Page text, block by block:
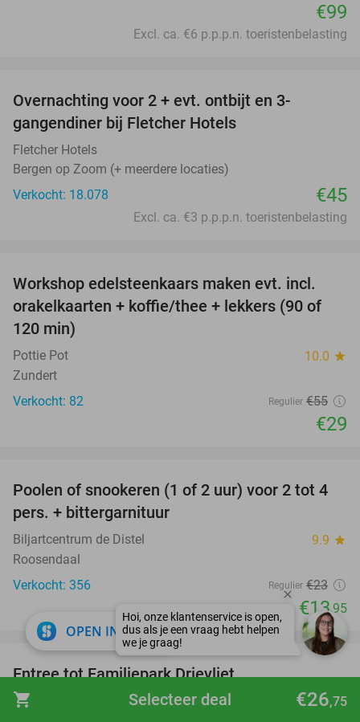
shopping_cart €26,75
Selecteer deal
€99
Excl. ca. €6 p.p.p.n. toeristenbelasting
Overnachting voor 2 + evt. ontbijt en 3-
gangendiner bij Fletcher Hotels
Fletcher Hotels
Bergen op Zoom (+ meerdere locaties)
Verkocht: 18.078
€45
Excl. ca. €3 p.p.p.n. toeristenbelasting
47%
Workshop edelsteenkaars maken evt. incl.
orakelkaarten + koffie/thee + lekkers (90 of
120 min)
Pottie Pot 10.0 star
Zundert
Verkocht: 82
Regulier €55
€29
39%
Poolen of snookeren (1 of 2 uur) voor 2 tot 4
pers. + bittergarnituur
Biljartcentrum de Distel 9.9 star
Roosendaal
Verkocht: 356
Regulier €23
€13,95
21%
favorite_border
Entree tot Familiepark Drievliet
Familiepark Drievliet 9.2star
OPEN IN APP close